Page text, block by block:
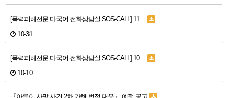
[폭력피해전문 다국어 전화상담실 SOS-CALL] 11…
10-31
[폭력피해전문 다국어 전화상담실 SOS-CALL] 10…
10-10